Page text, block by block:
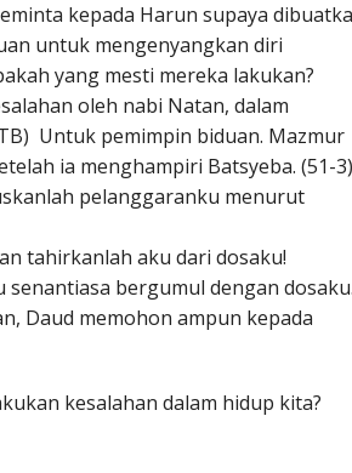
kepada Harun supaya
untuk mengenyangkan diri
yang mesti mereka lakukan?
oleh nabi Natan, dalam
Untuk pemimpin biduan. Mazmur
ia menghampiri Batsyeba. (51-3)
pelanggaranku menurut
tahirkanlah aku dari dosaku!
bergumul dengan dosaku.
Daud memohon ampun kepada
kesalahan dalam hidup kita?